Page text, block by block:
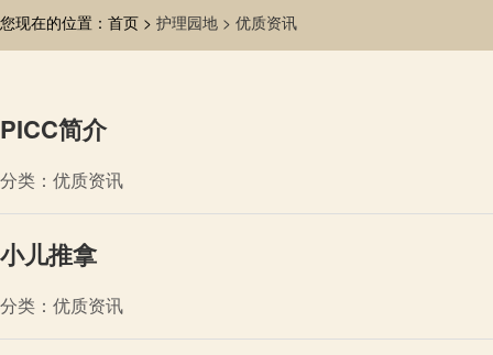
您现在的位置：首页 > 护理园地 > 优质资讯
PICC简介
分类：优质资讯
小儿推拿
分类：优质资讯